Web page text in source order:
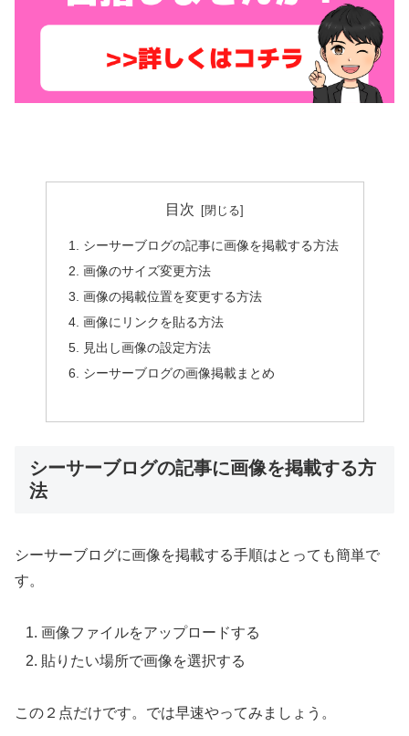
目次
シーサーブログの記事に画像を掲載する方法
画像のサイズ変更方法
画像の掲載位置を変更する方法
画像にリンクを貼る方法
見出し画像の設定方法
シーサーブログの画像掲載まとめ
シーサーブログの記事に画像を掲載する方
法
シーサーブログに画像を掲載する手順はとっても簡単で
す。
画像ファイルをアップロードする
貼りたい場所で画像を選択する
この２点だけです。では早速やってみましょう。